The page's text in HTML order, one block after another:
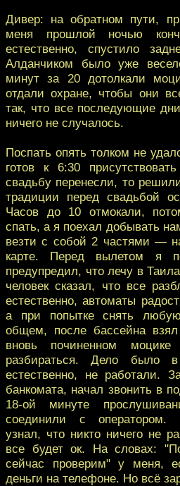
Дивер: на обратном пути,
меня прошлой ночью
естественно, спустило
Алданчиком было уже
минут за 20 дотолкали
отдали охране, чтобы они
так, что все последующие
ничего не случалось.
Поспать опять толком не
готов к 6:30
свадьбу перенесли, то
традиции перед свадьбой
Часов до 10 отмокали,
спать, а я поехал добывать
везти с собой 2 частями —
карте. Перед вылетом я
предупредил, что лечу в
человек сказал, что все
естественно, автоматы
а при попытке снять
общем, после бассейна
вновь починенном
разбираться. Дело было в
естественно, не работали.
банкомата, начал звонить в
18-ой минуте
соединили с оператором.
узнал, что никто ничего не
все будет ок. На словах:
сейчас проверим" у меня,
деньги на телефоне. Но всё